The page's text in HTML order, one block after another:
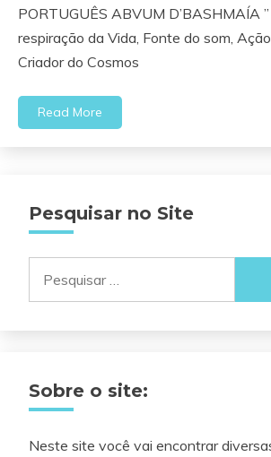
PORTUGUÊS ABVUM D’BASHMAÍA
respiração da Vida, Fonte do som,
Criador do Cosmos
Read More
Pesquisar no Site
por:
Sobre o site:
Neste site você vai encontrar